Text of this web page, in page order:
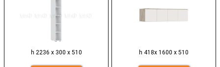
h 2236 х 300 х 510 h 418х 1600 х 510